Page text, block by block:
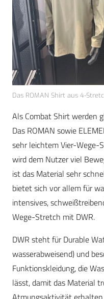
Das ROMAN Shirt aus 4-
Als Combat Shirt werden
Das ROMAN sowie
sehr leichtem Vier-Wege-
wird dem Nutzer viel
ist das Material sehr
bietet sich vor allem für
intensives,
Wege-Stretch mit DWR.
DWR steht für Durable
wasserabweisend) und
Funktionskleidung, die
lässt, damit das Material